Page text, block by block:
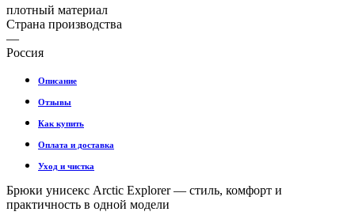
плотный материал
Страна производства
—
Россия
Описание
Отзывы
Как купить
Оплата и доставка
Уход и чистка
Брюки унисекс Arctic Explorer — стиль, комфорт и
практичность в одной модели